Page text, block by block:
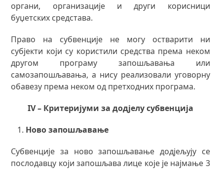
органи, организације и други корисници
буџетских средстава.
Право на субвенције не могу остварити ни
субјекти који су користили средства према неком
другом програму запошљавања или
самозапошљавања, а нису реализовали уговорну
обавезу према неком од претходних програма.
IV – Критеријуми за додјелу субвенција
Ново запошљавање
Субвенције за ново запошљавање додјељују се
послодавцу који запошљава лице које је најмање 3